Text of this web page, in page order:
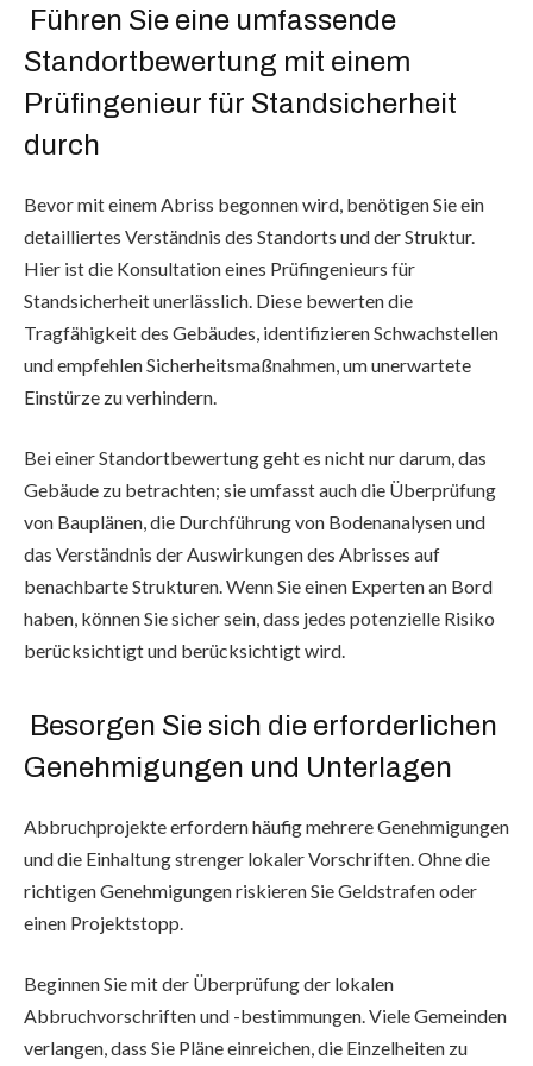
Führen Sie eine umfassende
Standortbewertung mit einem
Prüfingenieur für Standsicherheit
durch
Bevor mit einem Abriss begonnen wird, benötigen Sie ein
detailliertes Verständnis des Standorts und der Struktur.
Hier ist die Konsultation eines Prüfingenieurs für
Standsicherheit unerlässlich. Diese bewerten die
Tragfähigkeit des Gebäudes, identifizieren Schwachstellen
und empfehlen Sicherheitsmaßnahmen, um unerwartete
Einstürze zu verhindern.
Bei einer Standortbewertung geht es nicht nur darum, das
Gebäude zu betrachten; sie umfasst auch die Überprüfung
von Bauplänen, die Durchführung von Bodenanalysen und
das Verständnis der Auswirkungen des Abrisses auf
benachbarte Strukturen. Wenn Sie einen Experten an Bord
haben, können Sie sicher sein, dass jedes potenzielle Risiko
berücksichtigt und berücksichtigt wird.
Besorgen Sie sich die erforderlichen
Genehmigungen und Unterlagen
Abbruchprojekte erfordern häufig mehrere Genehmigungen
und die Einhaltung strenger lokaler Vorschriften. Ohne die
richtigen Genehmigungen riskieren Sie Geldstrafen oder
einen Projektstopp.
Beginnen Sie mit der Überprüfung der lokalen
Abbruchvorschriften und -bestimmungen. Viele Gemeinden
verlangen, dass Sie Pläne einreichen, die Einzelheiten zu